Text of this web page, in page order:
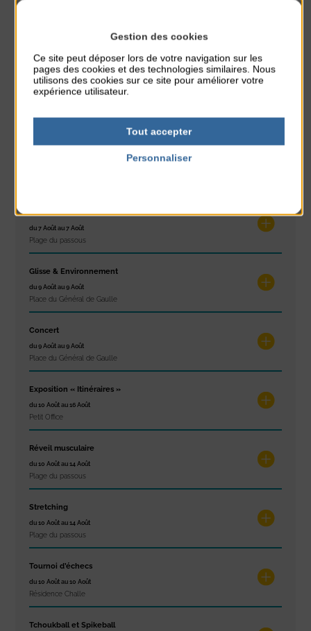
À noter aussi
Réveil musculaire
Concours de châteaux de sable
du 7 Août au 7 Août
Plage du passous
Glisse & Environnement
du 9 Août au 9 Août
Place du Général de Gaulle
Concert
du 9 Août au 9 Août
Place du Général de Gaulle
Exposition « Itinéraires »
du 10 Août au 16 Août
Petit Office
Réveil musculaire
du 10 Août au 14 Août
Plage du passous
Stretching
du 10 Août au 14 Août
Plage du passous
Tournoi d’échecs
du 10 Août au 10 Août
Résidence Challe
Tchoukball et Spikeball
Gestion des cookies
Ce site peut déposer lors de votre navigation sur les
pages des cookies et des technologies similaires. Nous
utilisons des cookies sur ce site pour améliorer votre
expérience utilisateur.
Tout accepter
Personnaliser